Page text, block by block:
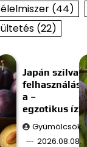
élelmiszer(44)
ültetés(22)
Japán szilva
felhasználás
a –
egzotikus íz
Gyümölcsök
2026.08.08.